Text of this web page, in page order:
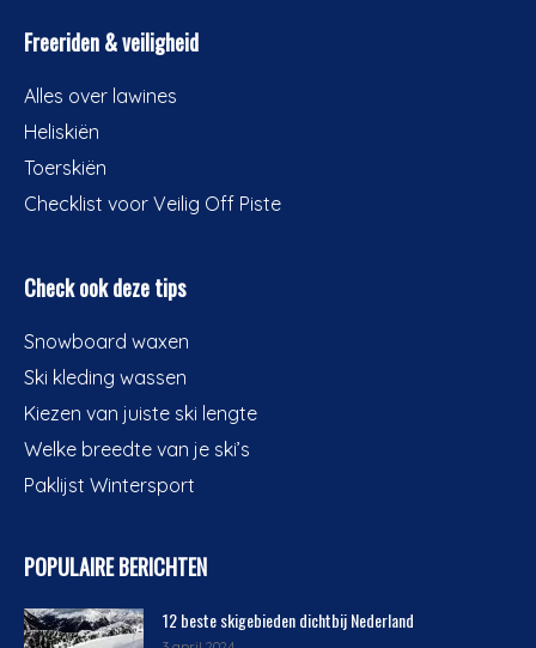
Freeriden & veiligheid
Alles over lawines
Heliskiën
Toerskiën
Checklist voor Veilig Off Piste
Check ook deze tips
Snowboard waxen
Ski kleding wassen
Kiezen van juiste ski lengte
Welke breedte van je ski’s
Paklijst Wintersport
POPULAIRE BERICHTEN
12 beste skigebieden dichtbij Nederland